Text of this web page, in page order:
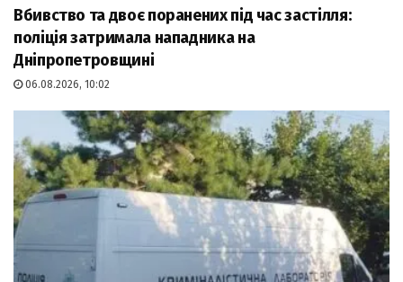
Вбивство та двоє поранених під час застілля:
поліція затримала нападника на
Дніпропетровщині
06.08.2026, 10:02